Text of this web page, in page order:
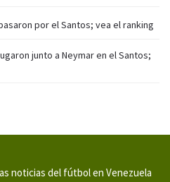
por el Santos; vea el ranking
junto a Neymar en el Santos;
noticias del fútbol en Venezuela